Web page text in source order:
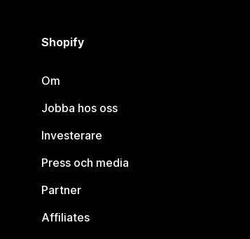
Shopify
Om
Jobba hos oss
Investerare
Press och media
Partner
Affiliates